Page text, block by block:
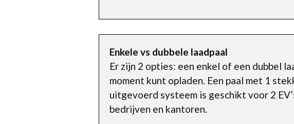
Enkele vs dubbele laadpaal
Er zijn 2 opties: een enkel of een dubbel
moment kunt opladen. Een paal met 1
uitgevoerd systeem is geschikt voor 2
bedrijven en kantoren.